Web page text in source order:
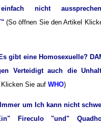
nicht
(So öffnen Sie den Artikel
gibt eine Homosexuelle?
Verteidigt auch die
Sie auf WHO)
Immer um Ich kann nicht
Fireculo "und"